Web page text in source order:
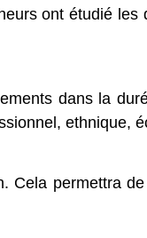
ont étudié
dans la
ethnique,
Cela permettra